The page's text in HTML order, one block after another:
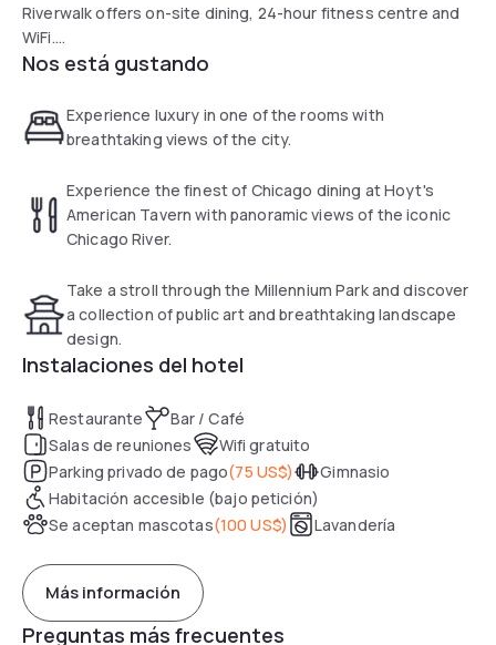
Riverwalk offers on-site dining, 24-hour fitness centre and
WiFi.
at Royal Sonesta Chicago provides a 48-inch flat-screen
TV, small refrigerator. Free bottled water and a coffee
Royal Sonesta Chicago modern American tavern, Hoyt's,
serves Midwestern-inspired dishes for breakfast, lunch and
A business centre, ballroom and meeting space are
available on-site .
The Art Institute of Chicago and Millennium Park are both
less than a mile away from the hotel. The Theatre District is
a 5-minute walk away.
Nos está gustando
Experience luxury in one of the rooms with
breathtaking views of the city.
Experience the finest of Chicago dining at Hoyt's
American Tavern with panoramic views of the iconic
Chicago River.
Take a stroll through the Millennium Park and discover
a collection of public art and breathtaking landscape
design.
Instalaciones del hotel
Restaurante
Bar / Café
Salas de reuniones
Wifi gratuito
Parking privado de pago(75 US$)
Gimnasio
Habitación accesible (bajo petición)
Se aceptan mascotas(100 US$) Lavandería
Más información
Preguntas más frecuentes